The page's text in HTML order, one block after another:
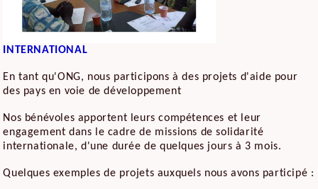
INTERNATIONAL
En tant qu'ONG, nous participons à des projets d'aide pour
des pays en voie de développement
Nos bénévoles apportent leurs compétences et leur
engagement dans le cadre de missions de solidarité
internationale, d'une durée de quelques jours à 3 mois.
Quelques exemples de projets auxquels nous avons participé :